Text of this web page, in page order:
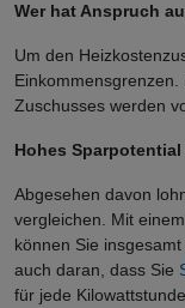
Wer hat Anspruch
Um den
Zuschusses werden
Hohes
Abgesehen davon
vergleichen. Mit
können Sie
auch daran, dass Sie
für jede